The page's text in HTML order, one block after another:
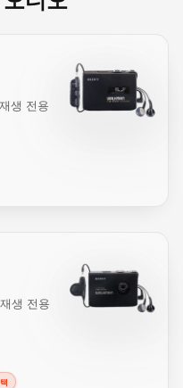
생 전용
생 전용